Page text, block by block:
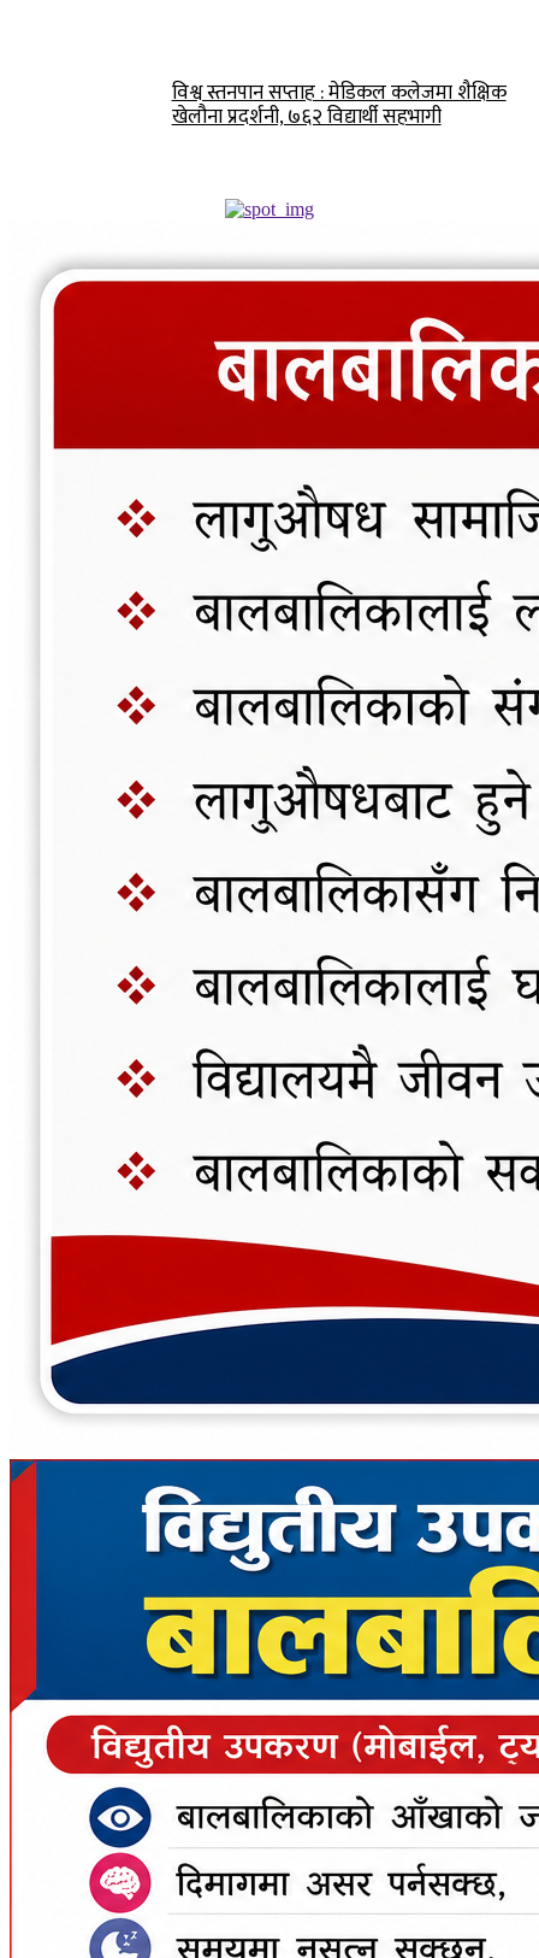
विश्व स्तनपान सप्ताह : मेडिकल कलेजमा शैक्षिक
खेलौना प्रदर्शनी, ७६२ विद्यार्थी सहभागी